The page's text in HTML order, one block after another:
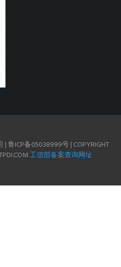
鲁ICP备05038999号 | COPYRIGHT
工信部备案查询网址